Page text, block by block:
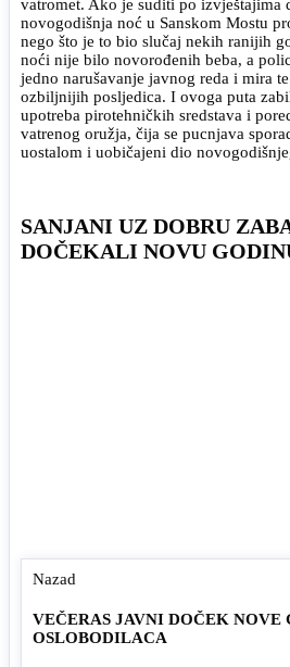
vatromet. Ako je suditi po izvještajima
novogodišnja noć u Sanskom Mostu
nego što je to bio slučaj nekih ranijih
noći nije bilo novorođenih beba, a
jedno narušavanje javnog reda i mira
ozbiljnijih posljedica. I ovoga puta
upotreba pirotehničkih sredstava i
vatrenog oružja, čija se pucnjava
uostalom i uobičajeni dio
SANJANI UZ DOBRU
DOČEKALI NOVU
Nazad
VEČERAS JAVNI DOČEK NOVE
OSLOBODILACA